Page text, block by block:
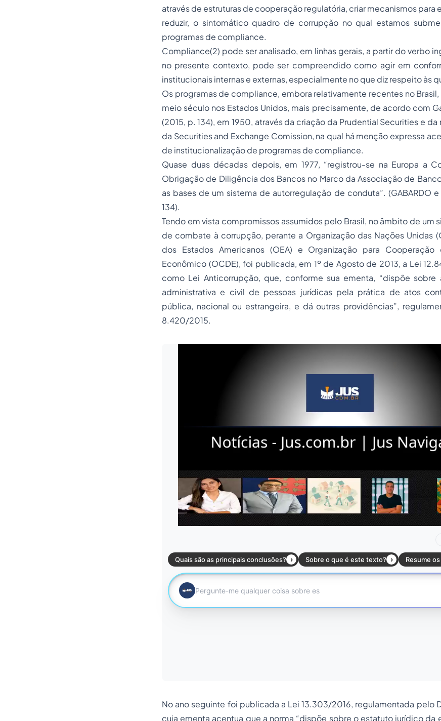
através de estruturas de cooperação regulatória, criar mecanismos para
reduzir, o sintomático quadro de corrupção no qual estamos
programas de compliance.
Compliance(2) pode ser analisado, em linhas gerais, a partir do verbo
no presente contexto, pode ser compreendido como agir em
institucionais internas e externas, especialmente no que diz respeito às
Os programas de compliance, embora relativamente recentes no Brasil,
meio século nos Estados Unidos, mais precisamente, de acordo com
(2015, p. 134), em 1950, através da criação da Prudential Securities e
da Securities and Exchange Comission, na qual há menção expressa
de institucionalização de programas de compliance.
Quase duas décadas depois, em 1977, “registrou-se na Europa a
Obrigação de Diligência dos Bancos no Marco da Associação de
as bases de um sistema de autorregulação de conduta”. (GABARDO e
134).
Tendo em vista compromissos assumidos pelo Brasil, no âmbito de um
de combate à corrupção, perante a Organização das Nações Unidas
dos Estados Americanos (OEA) e Organização para Cooperação
Econômico (OCDE), foi publicada, em 1º de Agosto de 2013, a Lei
como Lei Anticorrupção, que, conforme sua ementa, “dispõe sobre
administrativa e civil de pessoas jurídicas pela prática de atos
pública, nacional ou estrangeira, e dá outras providências”,
8.420/2015.
No ano seguinte foi publicada a Lei 13.303/2016, regulamentada pelo
cuja ementa acentua que a norma “dispõe sobre o estatuto jurídico da